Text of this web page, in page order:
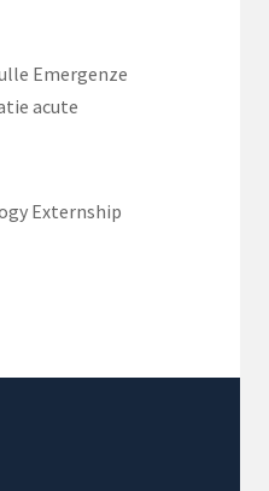
Emergenze
acute
Externship
e Medicina